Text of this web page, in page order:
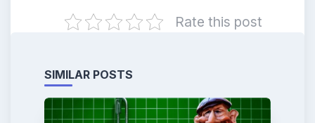
Rate this post
SIMILAR POSTS